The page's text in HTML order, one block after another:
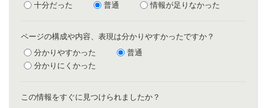
十分だった
普通 情報が足りなかった
ページの構成や内容、表現は分かりやすかったですか？
分かりやすかった
普通
分かりにくかった
この情報をすぐに見つけられましたか？